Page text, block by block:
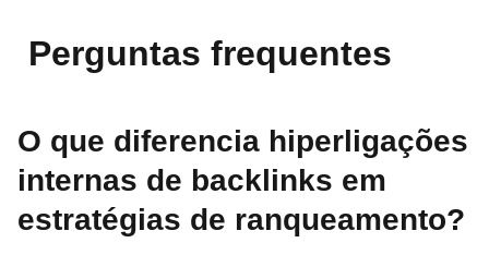
Perguntas frequentes
O que diferencia hiperligações
internas de backlinks em
estratégias de ranqueamento?